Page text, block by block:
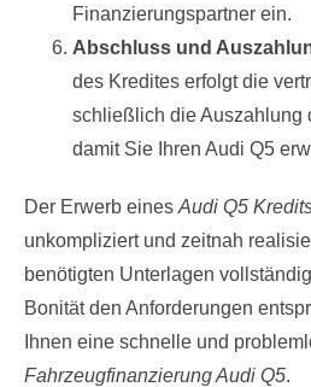
Finanzierungspartner ein.
Abschluss und
des Kredites erfolgt die
schließlich die Auszahlung
damit Sie Ihren Audi Q5
Der Erwerb eines Audi Q5
unkompliziert und zeitnah
benötigten Unterlagen
Bonität den Anforderungen
Ihnen eine schnelle und
Fahrzeugfinanzierung Audi Q5.